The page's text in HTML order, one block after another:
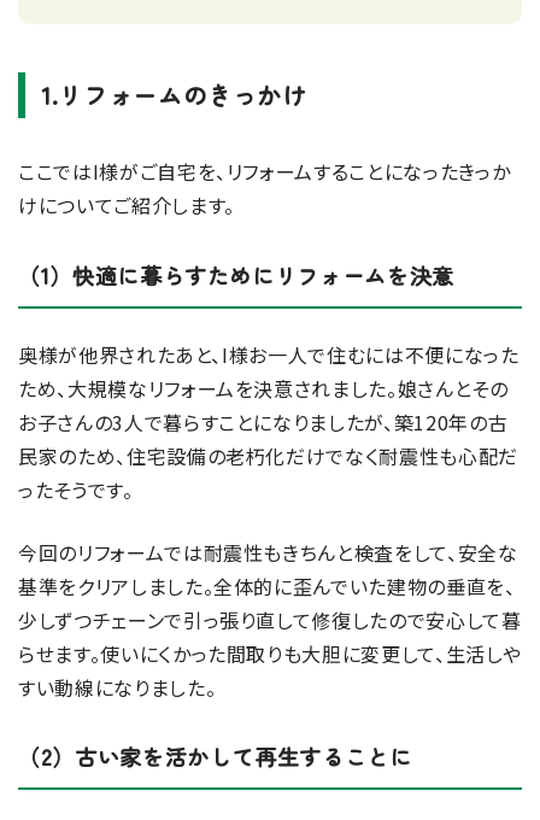
1.リフォームのきっかけ
ここではI様がご自宅を、リフォームすることになったきっか
けについてご紹介します。
（1）快適に暮らすためにリフォームを決意
奥様が他界されたあと、I様お一人で住むには不便になった
ため、大規模なリフォームを決意されました。娘さんとその
お子さんの3人で暮らすことになりましたが、築120年の古
民家のため、住宅設備の老朽化だけでなく耐震性も心配だ
ったそうです。
今回のリフォームでは耐震性もきちんと検査をして、安全な
基準をクリアしました。全体的に歪んでいた建物の垂直を、
少しずつチェーンで引っ張り直して修復したので安心して暮
らせます。使いにくかった間取りも大胆に変更して、生活しや
すい動線になりました。
（2）古い家を活かして再生することに